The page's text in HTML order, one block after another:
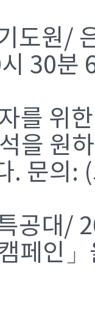
도원/
30분
자를 위
을 원
. 문의:
공대/
페인